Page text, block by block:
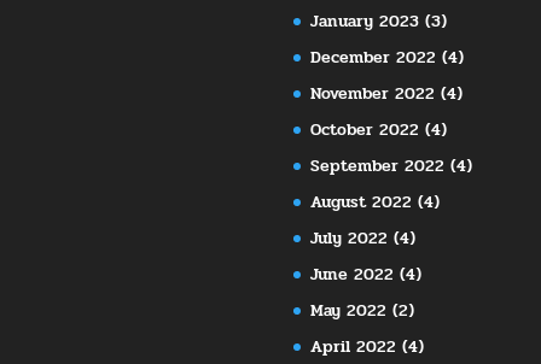
January 2023 (3)
December 2022 (4)
November 2022 (4)
October 2022 (4)
September 2022 (4)
August 2022 (4)
July 2022 (4)
June 2022 (4)
May 2022 (2)
April 2022 (4)